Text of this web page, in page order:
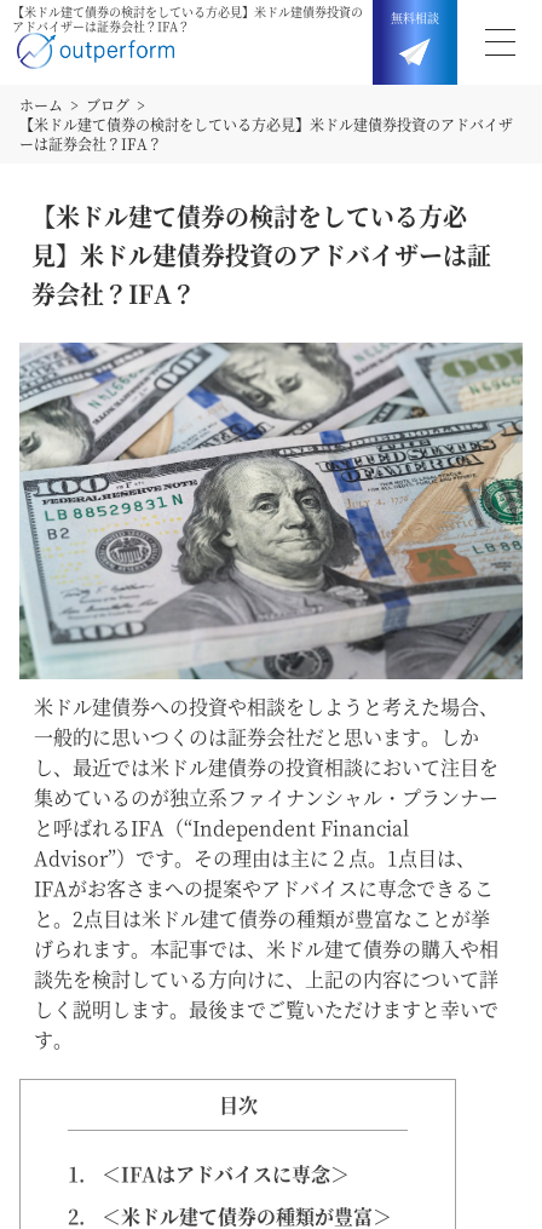
【米ドル建て債券の検討をしている方必見】米ドル建債券投資の
アドバイザーは証券会社？IFA？
無料相談
ホーム
ブログ
【米ドル建て債券の検討をしている方必見】米ドル建債券投資のアドバイザ
ーは証券会社？IFA？
【米ドル建て債券の検討をしている方必
見】米ドル建債券投資のアドバイザーは証
券会社？IFA？
米ドル建債券への投資や相談をしようと考えた場合、
一般的に思いつくのは証券会社だと思います。しか
し、最近では米ドル建債券の投資相談において注目を
集めているのが独立系ファイナンシャル・プランナー
と呼ばれるIFA（“Independent Financial
Advisor”）です。その理由は主に２点。1点目は、
IFAがお客さまへの提案やアドバイスに専念できるこ
と。2点目は米ドル建て債券の種類が豊富なことが挙
げられます。本記事では、米ドル建て債券の購入や相
談先を検討している方向けに、上記の内容について詳
しく説明します。最後までご覧いただけますと幸いで
す。
目次
1.
＜IFAはアドバイスに専念＞
2.
＜米ドル建て債券の種類が豊富＞